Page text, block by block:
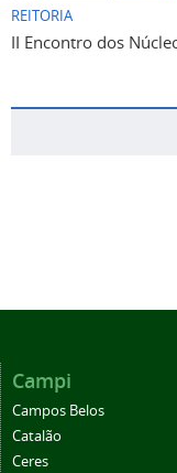
REITORIA
II Encontro dos
Campi
Campos Belos
Catalão
Ceres